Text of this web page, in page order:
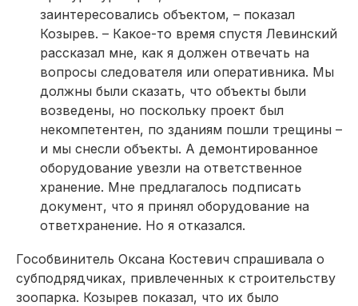
заинтересовались объектом, – показал
Козырев. – Какое-то время спустя Левинский
рассказал мне, как я должен отвечать на
вопросы следователя или оперативника. Мы
должны были сказать, что объекты были
возведены, но поскольку проект был
некомпетентен, по зданиям пошли трещины –
и мы снесли объекты. А демонтированное
оборудование увезли на ответственное
хранение. Мне предлагалось подписать
документ, что я принял оборудование на
ответхранение. Но я отказался.
Гособвинитель Оксана Костевич спрашивала о
субподрядчиках, привлеченных к строительству
зоопарка. Козырев показал, что их было